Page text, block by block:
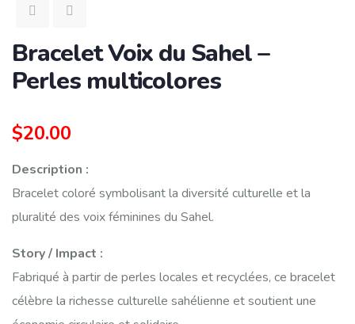
Bracelet Voix du Sahel –
Perles multicolores
$20.00
Description :
Bracelet coloré symbolisant la diversité culturelle et la
pluralité des voix féminines du Sahel.
Story / Impact :
Fabriqué à partir de perles locales et recyclées, ce bracelet
célèbre la richesse culturelle sahélienne et soutient une